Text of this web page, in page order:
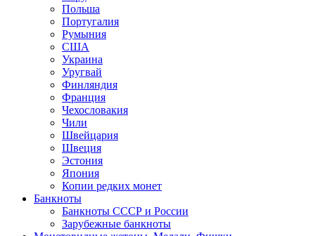
Польша
Португалия
Румыния
США
Украина
Уругвай
Финляндия
Франция
Чехословакия
Чили
Швейцария
Швеция
Эстония
Япония
Копии редких монет
Банкноты
Банкноты СССР и России
Зарубежные банкноты